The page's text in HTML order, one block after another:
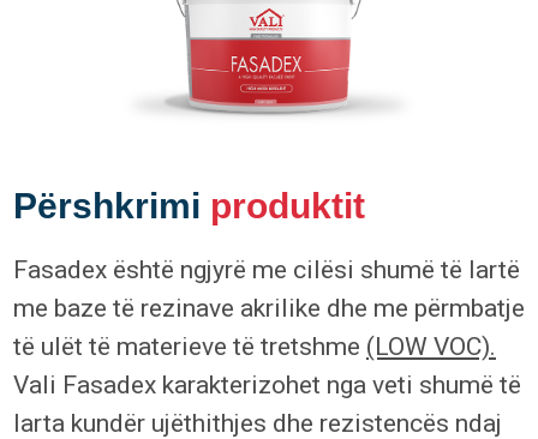
Përshkrimi produktit
Fasadex është ngjyrë me cilësi shumë të lartë
me baze të rezinave akrilike dhe me përmbatje
të ulët të materieve të tretshme (LOW VOC).
Vali Fasadex karakterizohet nga veti shumë të
larta kundër ujëthithjes dhe rezistencës ndaj